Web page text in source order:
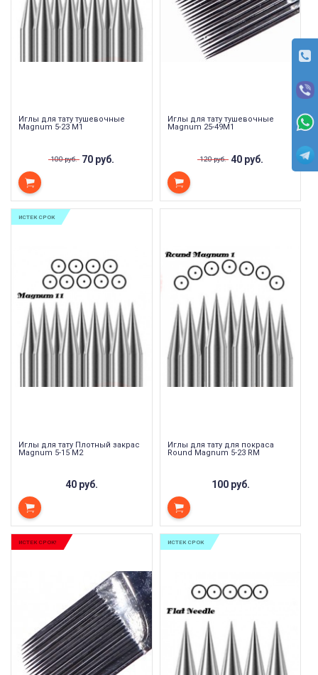
Иглы для тату тушевочные
Magnum 5-23 M1
100 руб. 70 руб.
Иглы для тату тушевочные
Magnum 25-49M1
120 руб. 40 руб.
Иглы для тату Плотный закрас
Magnum 5-15 M2
40 руб.
ИСТЕК СРОК
Иглы для тату для покраса
Round Magnum 5-23 RM
100 руб.
ИСТЕК СРОК! ИСТЕК СРОК